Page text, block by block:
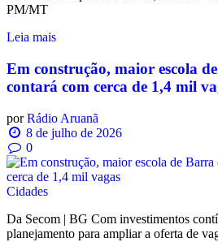
PM/MT
Leia mais
Em construção, maior escola
contará com cerca de 1,4 mil
por Rádio Aruanã
8 de julho de 2026
0
Cidades
Da Secom | BG Com investimentos
planejamento para ampliar a oferta de